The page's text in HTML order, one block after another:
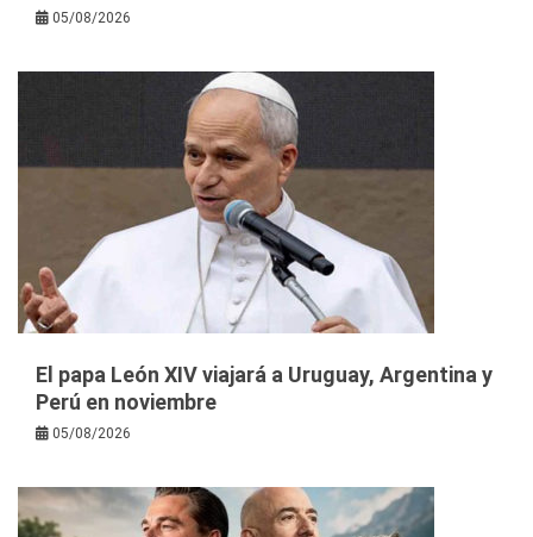
05/08/2026
El papa León XIV viajará a Uruguay, Argentina y
Perú en noviembre
05/08/2026